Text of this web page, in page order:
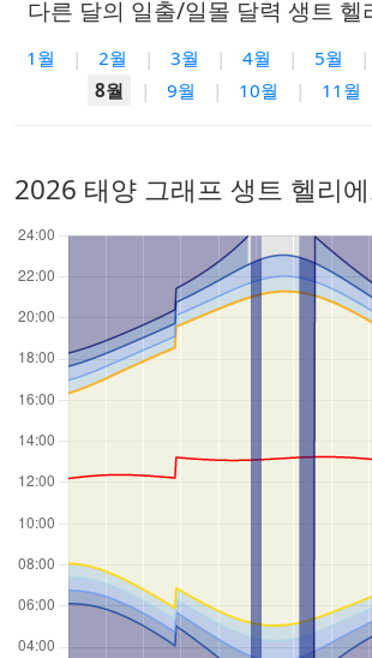
다른 달의 일출/일몰 달력 생트 헬
1월 | 2월 | 3월 | 4월 | 5월 |
8월
| 9월 | 10월 | 11월
2026 태양 그래프 생트 헬리